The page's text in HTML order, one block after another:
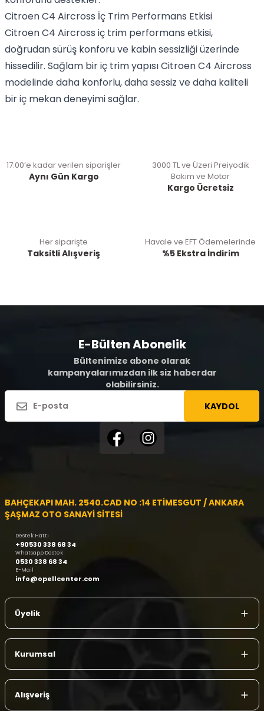
Citroen C4 Aircross İç Trim Performans Etkisi
Citroen C4 Aircross iç trim performans etkisi,
doğrudan sürüş konforu ve kabin sessizliği üzerinde
hissedilir. Sağlam bir iç trim yapısı Citroen C4 Aircross
modelinde daha konforlu, daha sessiz ve daha kaliteli
bir iç mekan deneyimi sağlar.
17:00’e kadar verilen siparişler
Aynı Gün Kargo
3000 TL ve Üzeri Preiyodik
Bakım ve Motor
Kargo Ücretsiz
Her siparişte
Taksitli Alışveriş
Havale ve EFT Ödemelerinde
%5 Ekstra İndirim
E-Bülten Abonelik
Bültenimize abone olarak
kampanyalarımızdan ilk siz haberdar
olabilirsiniz.
KAYDOL
BAHÇEKAPI MAH. 2540.CAD NO :14 ETİMESGUT / ANKARA
ŞAŞMAZ OTO SANAYİ SİTESİ
Destek Hattı
+90530 338 68 34
Whatsapp Destek
0530 338 68 34
E-Mail
info@opellcenter.com
Üyelik
Kurumsal
Alışveriş